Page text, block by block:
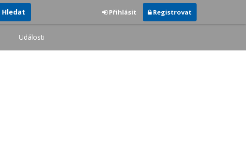
Hledat Přihlásit Registrovat
Události